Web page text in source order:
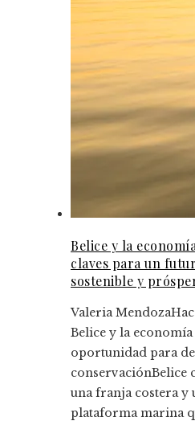
Belice y la
claves para un
sostenible y
Valeria Mendoza
Belice y la economía
oportunidad para
conservaciónBelice
una franja costera y
plataforma marina